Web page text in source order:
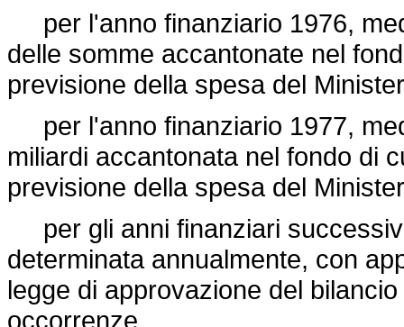
per l'anno finanziario 1976,
delle somme accantonate nel
previsione della spesa del
per l'anno finanziario 1977,
miliardi accantonata nel fondo di
previsione della spesa del
per gli anni finanziari
determinata annualmente, con
legge di approvazione del
occorrenze.